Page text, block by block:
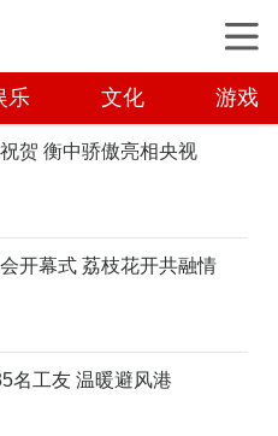
乐 文化 游戏
贺 衡中骄傲亮相央视
开幕式 荔枝花开共融情
名工友 温暖避风港